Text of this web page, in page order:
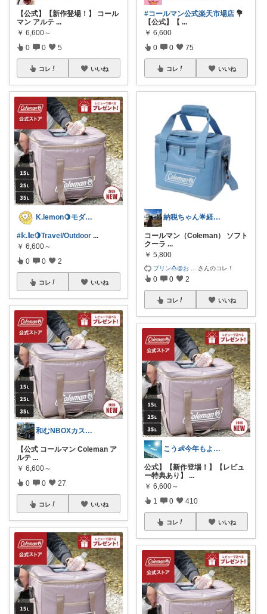
【公式】【新作登場！】 コール
マン アルテ ...
￥ 6,600～
0 0 5
コレ いいね
K.lemon🍋モダン+家事楽+🐶
#𝕜.𝕝𝕖🍋Travel/Outdoor ...
￥ 6,600～
0 0 2
コレ いいね
和むNBOXカスタム👍上限中🙇
【公式 コールマン Coleman ア
ルテ ...
￥ 6,600～
0 0 27
コレ いいね
#コールマン公式楽天市場店 💐
【公式】【 ...
￥ 6,600
0 0 75
コレ いいね
納税ちゃん🌟経由購入★
コールマン（Coleman） ソフト
クーラ ...
￥ 5,800
プリン🍮@お さんのコレ！
0 0 2
コレ いいね
こう👶今年もよろしくお願いします🥹
公式】【新作登場！】【レビュ
ー特典あり】 ...
￥ 6,600～
1 0 410
コレ いいね